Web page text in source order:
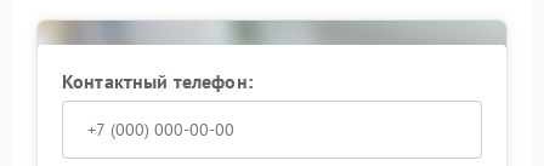
Контактный телефон: